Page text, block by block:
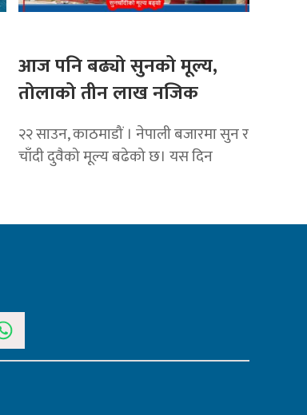
आज पनि बढ्यो सुनको मूल्य,
तोलाको तीन लाख नजिक
२२ साउन, काठमाडौं । नेपाली बजारमा सुन र
चाँदी दुवैको मूल्य बढेको छ। यस दिन